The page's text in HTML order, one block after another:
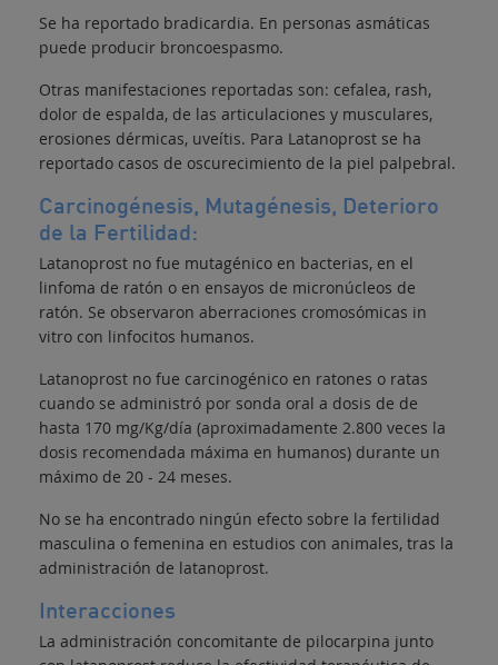
Se ha reportado bradicardia. En personas asmáticas
puede producir broncoespasmo.
Otras manifestaciones reportadas son: cefalea, rash,
dolor de espalda, de las articulaciones y musculares,
erosiones dérmicas, uveítis. Para Latanoprost se ha
reportado casos de oscurecimiento de la piel palpebral.
Carcinogénesis, Mutagénesis, Deterioro
de la Fertilidad:
Latanoprost no fue mutagénico en bacterias, en el
linfoma de ratón o en ensayos de micronúcleos de
ratón. Se observaron aberraciones cromosómicas in
vitro con linfocitos humanos.
Latanoprost no fue carcinogénico en ratones o ratas
cuando se administró por sonda oral a dosis de de
hasta 170 mg/Kg/día (aproximadamente 2.800 veces la
dosis recomendada máxima en humanos) durante un
máximo de 20 - 24 meses.
No se ha encontrado ningún efecto sobre la fertilidad
masculina o femenina en estudios con animales, tras la
administración de latanoprost.
Interacciones
La administración concomitante de pilocarpina junto